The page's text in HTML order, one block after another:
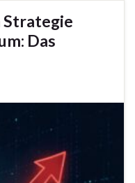
Strategie
Das